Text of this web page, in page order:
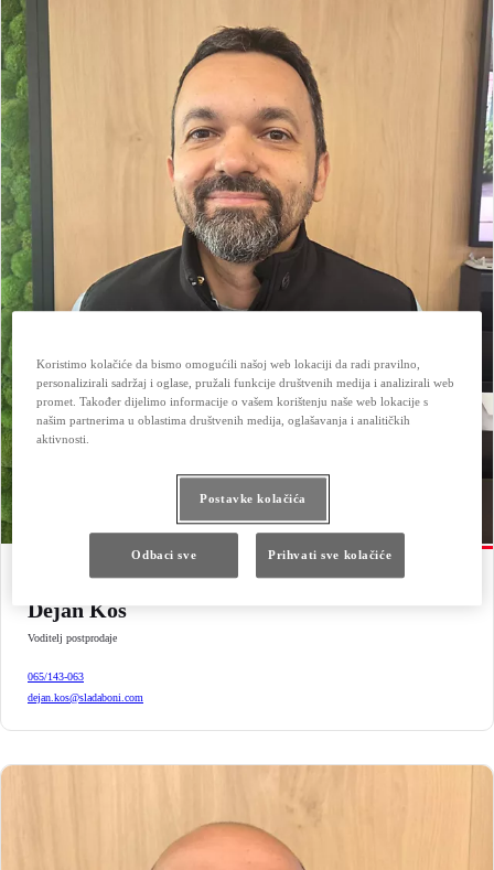
Dejan Kos
Voditelj postprodaje
065/143-063
dejan.kos@sladaboni.com
Koristimo kolačiće da bismo omogućili našoj web lokaciji da radi pravilno,
personalizirali sadržaj i oglase, pružali funkcije društvenih medija i analizirali web
promet. Također dijelimo informacije o vašem korištenju naše web lokacije s
našim partnerima u oblastima društvenih medija, oglašavanja i analitičkih
aktivnosti.
Postavke kolačića
Odbaci sve Prihvati sve kolačiće